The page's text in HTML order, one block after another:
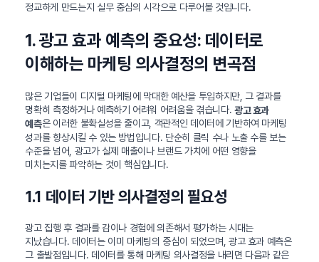
정교하게 만드는지 실무 중심의 시각으로 다루어볼 것입니다.
1. 광고 효과 예측의 중요성: 데이터로
이해하는 마케팅 의사결정의 변곡점
많은 기업들이 디지털 마케팅에 막대한 예산을 투입하지만, 그 결과를
명확히 측정하거나 예측하기 어려워 어려움을 겪습니다. 광고 효과
예측은 이러한 불확실성을 줄이고, 객관적인 데이터에 기반하여 마케팅
성과를 향상시킬 수 있는 방법입니다. 단순히 클릭 수나 노출 수를 보는
수준을 넘어, 광고가 실제 매출이나 브랜드 가치에 어떤 영향을
미치는지를 파악하는 것이 핵심입니다.
1.1 데이터 기반 의사결정의 필요성
광고 집행 후 결과를 감이나 경험에 의존해서 평가하는 시대는
지났습니다. 데이터는 이미 마케팅의 중심이 되었으며, 광고 효과 예측은
그 출발점입니다. 데이터를 통해 마케팅 의사결정을 내리면 다음과 같은